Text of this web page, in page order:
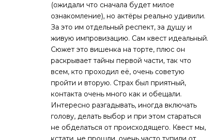
(ожидали что сначала будет милое
ознакомление), но актёры реально удивили.
За это им отдельный респект, за душу и
живую импровизацию. Сам квест идеальный.
Сюжет это вишенка на торте, плюс он
раскрывает тайны первой части, так что
всем, кто проходил её, очень советую
пройти и вторую. Страх был приятный,
контакта очень много как и обещали.
Интересно разгадывать, иногда включать
голову, делать выбор и при этом стараться
не обделаться от происходящего. Квест мы,